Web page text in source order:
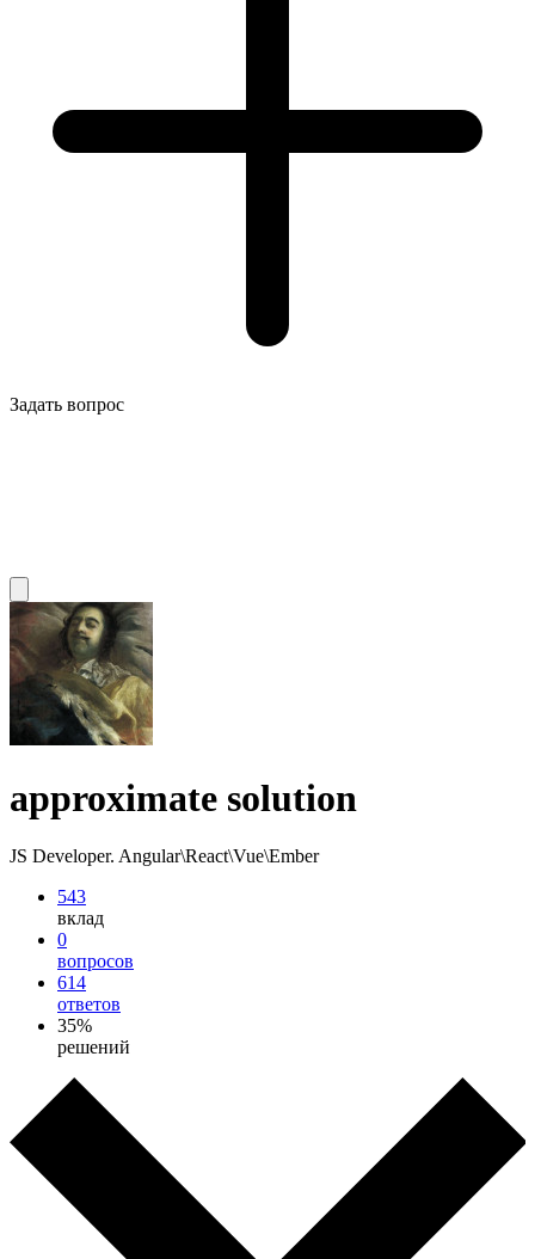
Задать вопрос
approximate solution
JS Developer. Angular\React\Vue\Ember
543
вклад
0
вопросов
614
ответов
35%
решений